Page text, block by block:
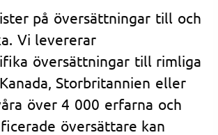
på översättningar till och
Vi levererar
översättningar till rimliga
Storbritannien eller
över 4 000 erfarna och
översättare kan